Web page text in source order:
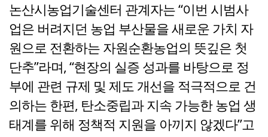
논산시농업기술센터 관계자는 “이번 시범사
업은 버려지던 농업 부산물을 새로운 가치 자
원으로 전환하는 자원순환농업의 뜻깊은 첫
단추”라며, “현장의 실증 성과를 바탕으로 정
부에 관련 규제 및 제도 개선을 적극적으로 건
의하는 한편, 탄소중립과 지속 가능한 농업 생
태계를 위해 정책적 지원을 아끼지 않겠다”고